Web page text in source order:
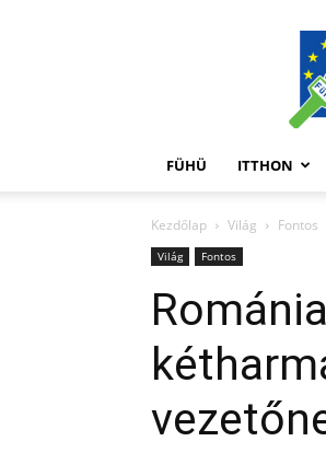
FÜHÜ ITTHON
Kezdőlap Világ Fontos
Világ Fontos